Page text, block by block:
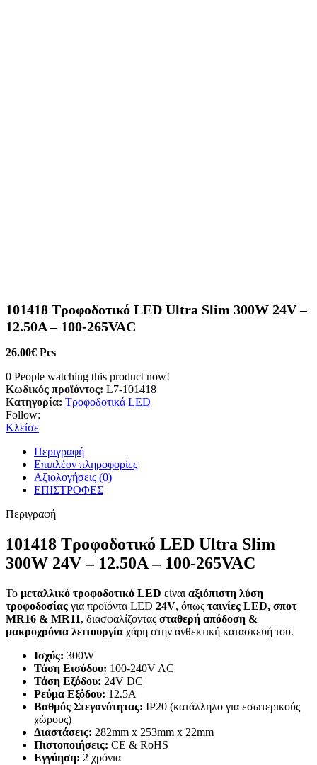
101418 Τροφοδοτικό LED Ultra Slim 300W 24V –
12.50A – 100-265VAC
26.00€ Pcs
0 People watching this product now!
Κωδικός προϊόντος: L7-101418
Κατηγορία: Τροφοδοτικά LED
Follow:
Κλείσε
Περιγραφή
Επιπλέον πληροφορίες
Αξιολογήσεις (0)
ΕΠΙΣΤΡΟΦΕΣ
Περιγραφή
101418 Τροφοδοτικό LED Ultra Slim
300W 24V – 12.50A – 100-265VAC
Το μεταλλικό τροφοδοτικό LED είναι αξιόπιστη λύση
τροφοδοσίας για προϊόντα LED 24V, όπως ταινίες LED, σποτ
MR16 & MR11, διασφαλίζοντας σταθερή απόδοση &
μακροχρόνια λειτουργία χάρη στην ανθεκτική κατασκευή του.
Ισχύς: 300W
Τάση Εισόδου: 100-240V AC
Τάση Εξόδου: 24V DC
Ρεύμα Εξόδου: 12.5A
Βαθμός Στεγανότητας: IP20 (κατάλληλο για εσωτερικούς
χώρους)
Διαστάσεις: 282mm x 253mm x 22mm
Πιστοποιήσεις: CE & RoHS
Εγγύηση: 2 χρόνια